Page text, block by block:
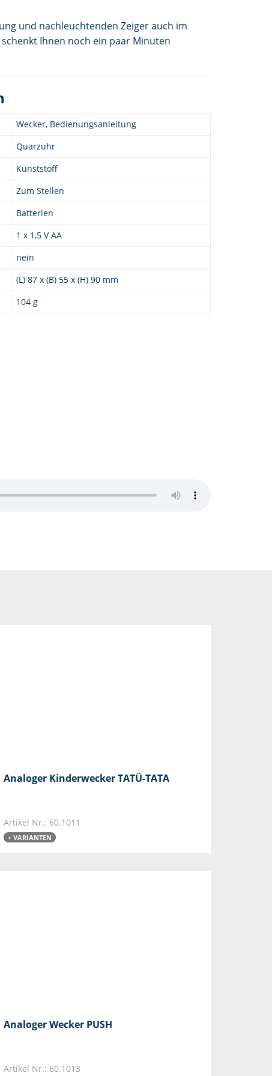
und nachleuchtenden Zeiger auch im
Ihnen noch ein paar Minuten
Wecker, Bedienungsanleitung
Quarzuhr
Kunststoff
Zum Stellen
Batterien
1 x 1,5 V AA
nein
(L) 87 x (B) 55 x (H) 90 mm
104 g
Analoger Kinderwecker TATÜ-TATA
Artikel Nr.: 60.1011
+ VARIANTEN
Analoger Wecker PUSH
Artikel Nr.: 60.1013